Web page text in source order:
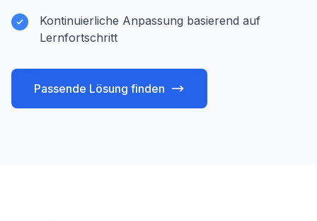
Kontinuierliche Anpassung basierend auf
Lernfortschritt
Passende Lösung finden